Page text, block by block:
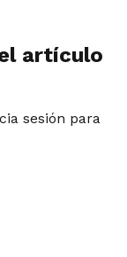
artículo
sesión para